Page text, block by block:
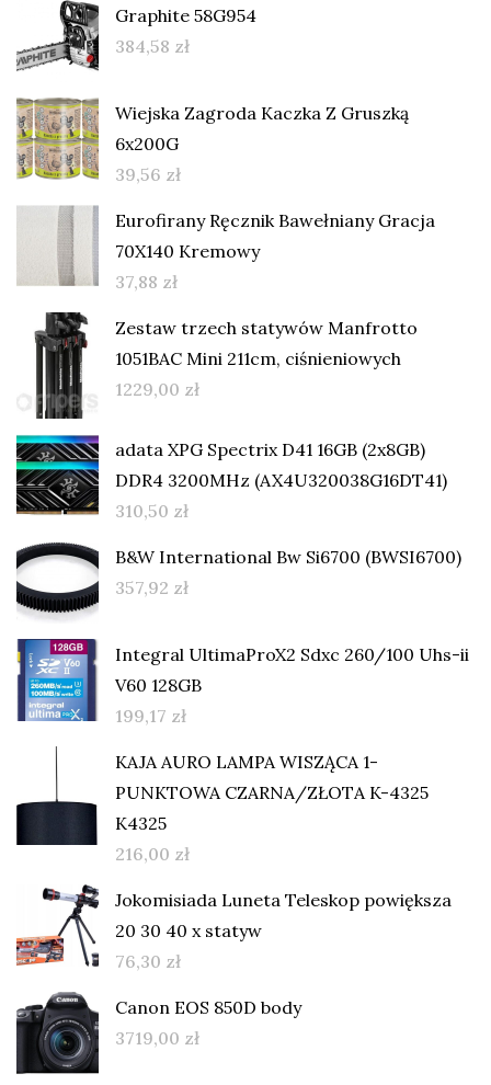
Graphite 58G954
384,58 zł
Wiejska Zagroda Kaczka Z Gruszką
6x200G
39,56 zł
Eurofirany Ręcznik Bawełniany Gracja
70X140 Kremowy
37,88 zł
Zestaw trzech statywów Manfrotto
1051BAC Mini 211cm, ciśnieniowych
1229,00 zł
adata XPG Spectrix D41 16GB (2x8GB)
DDR4 3200MHz (AX4U320038G16DT41)
310,50 zł
B&W International Bw Si6700 (BWSI6700)
357,92 zł
Integral UltimaProX2 Sdxc 260/100 Uhs-ii
V60 128GB
199,17 zł
KAJA AURO LAMPA WISZĄCA 1-
PUNKTOWA CZARNA/ZŁOTA K-4325
K4325
216,00 zł
Jokomisiada Luneta Teleskop powiększa
20 30 40 x statyw
76,30 zł
Canon EOS 850D body
3719,00 zł